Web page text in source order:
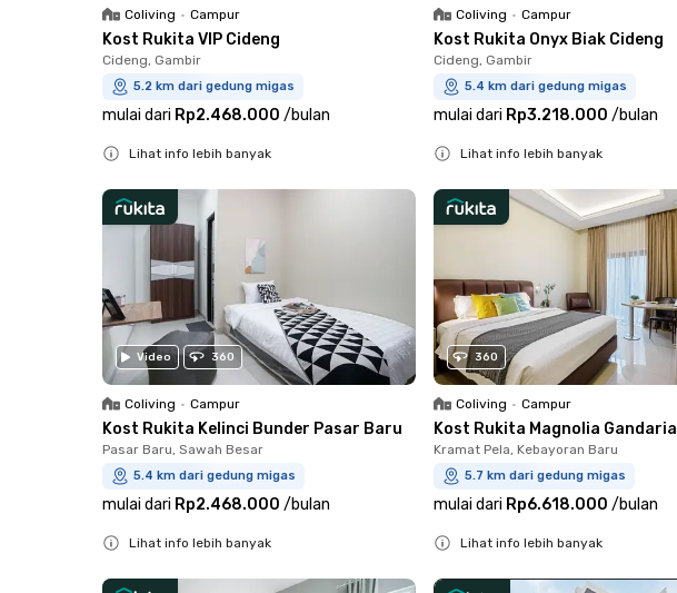
Coliving • Campur
Kost Rukita VIP Cideng
Cideng, Gambir
5.2 km dari gedung migas
mulai dari Rp2.468.000 /bulan
Lihat info lebih banyak
Coliving • Campur
Kost Rukita Onyx Biak Cideng
Cideng, Gambir
5.4 km dari gedung migas
mulai dari Rp3.218.000 /bulan
Lihat info lebih banyak
Video 360
Coliving • Campur
Kost Rukita Kelinci Bunder Pasar Baru
Pasar Baru, Sawah Besar
5.4 km dari gedung migas
mulai dari Rp2.468.000 /bulan
Lihat info lebih banyak
360
Coliving • Campur
Kost Rukita Magnolia Gandaria
Kramat Pela, Kebayoran Baru
5.7 km dari gedung migas
mulai dari Rp6.618.000 /bulan
Lihat info lebih banyak